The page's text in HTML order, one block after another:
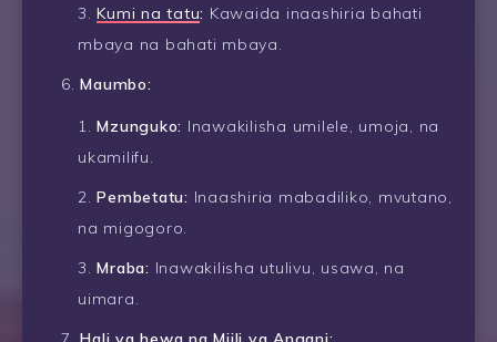
Kumi na tatu: Kawaida inaashiria bahati
mbaya na bahati mbaya.
Maumbo:
Mzunguko: Inawakilisha umilele, umoja, na
ukamilifu.
Pembetatu: Inaashiria mabadiliko, mvutano,
na migogoro.
Mraba: Inawakilisha utulivu, usawa, na
uimara.